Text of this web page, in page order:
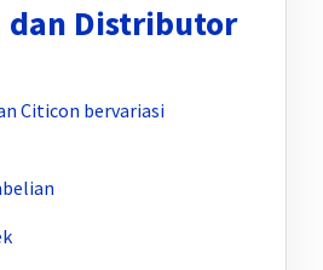
dan Distributor
Citicon bervariasi